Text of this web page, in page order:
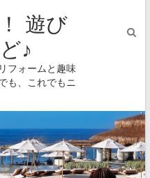
遊び
♪
フォームと趣味
も、これでもニ